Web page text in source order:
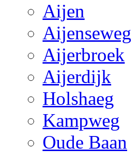
Aijen
Aijenseweg
Aijerbroek
Aijerdijk
Holshaeg
Kampweg
Oude Baan